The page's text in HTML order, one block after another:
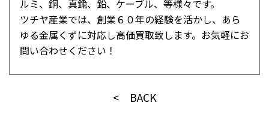
ルミ、銅、真鍮、鉛、ケーブル、等様々です。
ツチヤ産業では、創業６０年の経験を活かし、あら
ゆる金属くずに対応し高価買取致します。お気軽にお
問い合わせください！
< BACK